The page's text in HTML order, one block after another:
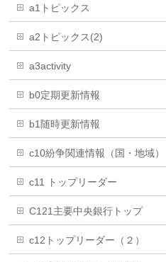
a1トピックス
a2トピックス(2)
a3activity
b0定期更新情報
b1随時更新情報
c10紛争関連情報（国・地域）
c11 トップリーダー
C121主要中央銀行トップ
c12トップリーダー（２）